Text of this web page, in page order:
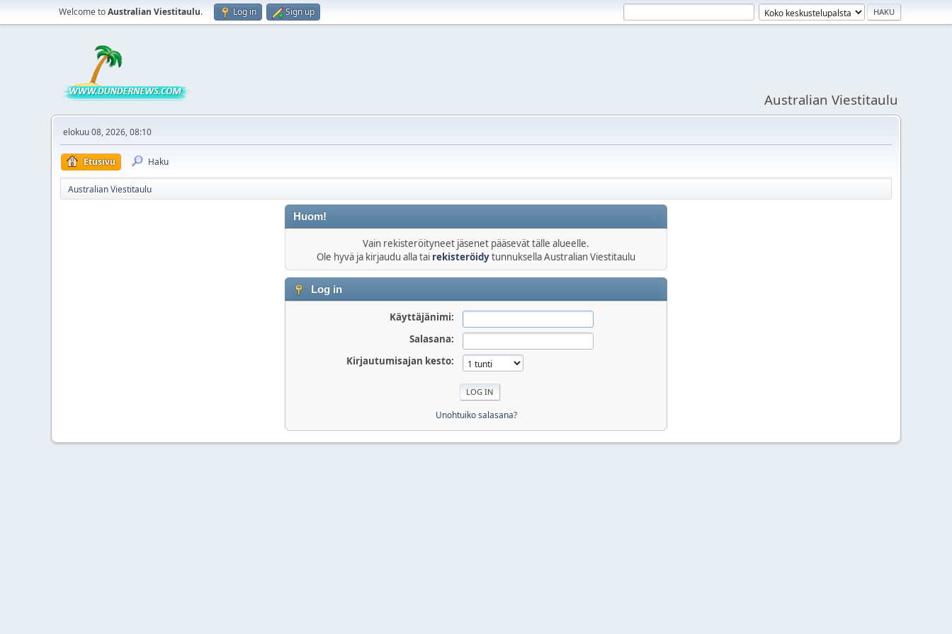
Welcome toAustralian Viestitaulu. Log in Sign up
Australian Viestitaulu
elokuu 08, 2026, 08:10
Etusivu Haku
Australian Viestitaulu
Huom!
Vain rekisteröityneet jäsenet pääsevät tälle alueelle.
Ole hyvä ja kirjaudu alla tai rekisteröidytunnuksella Australian Viestitaulu
Log in
Käyttäjänimi:
Salasana:
Kirjautumisajan kesto:
Unohtuiko salasana?